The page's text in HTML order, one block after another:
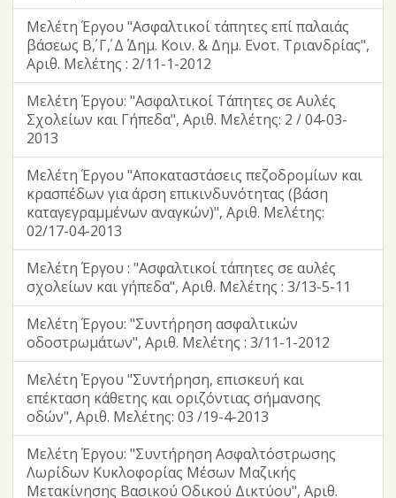
Μελέτη Έργου "Ασφαλτικοί τάπητες επί παλαιάς
βάσεως Β΄, Γ΄, Δ΄ Δημ. Κοιν. & Δημ. Ενοτ. Τριανδρίας",
Αριθ. Μελέτης : 2/11-1-2012
Μελέτη Έργου: "Ασφαλτικοί Τάπητες σε Αυλές
Σχολείων και Γήπεδα", Αριθ. Μελέτης: 2 / 04-03-
2013
Μελέτη Έργου "Αποκαταστάσεις πεζοδρομίων και
κρασπέδων για άρση επικινδυνότητας (βάση
καταγεγραμμένων αναγκών)", Αριθ. Μελέτης:
02/17-04-2013
Μελέτη Έργου : "Ασφαλτικοί τάπητες σε αυλές
σχολείων και γήπεδα", Αριθ. Μελέτης : 3/13-5-11
Μελέτη Έργου: "Συντήρηση ασφαλτικών
οδοστρωμάτων", Αριθ. Μελέτης : 3/11-1-2012
Μελέτη Έργου "Συντήρηση, επισκευή και
επέκταση κάθετης και οριζόντιας σήμανσης
οδών", Αριθ. Μελέτης: 03 /19-4-2013
Μελέτη Έργου: "Συντήρηση Ασφαλτόστρωσης
Λωρίδων Κυκλοφορίας Μέσων Μαζικής
Μετακίνησης Βασικού Οδικού Δικτύου", Αριθ.